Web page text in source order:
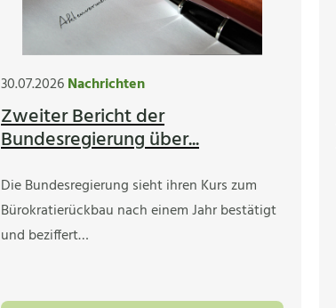
30.07.2026Nachrichten
Zweiter Bericht der
Bundesregierung über...
Die Bundesregierung sieht ihren Kurs zum
Bürokratierückbau nach einem Jahr bestätigt
und beziffert…